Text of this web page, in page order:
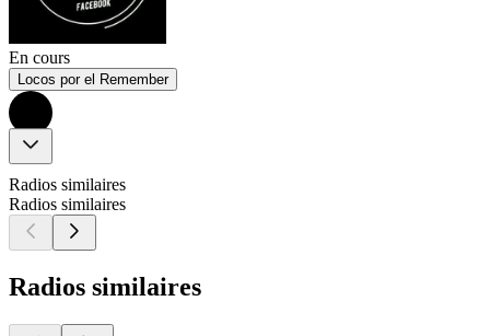
En cours
Locos por el Remember
Radios similaires
Radios similaires
Radios similaires